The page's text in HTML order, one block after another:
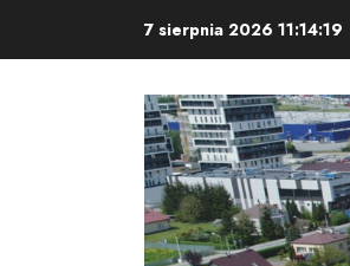
7 sierpnia 2026 11:14:20